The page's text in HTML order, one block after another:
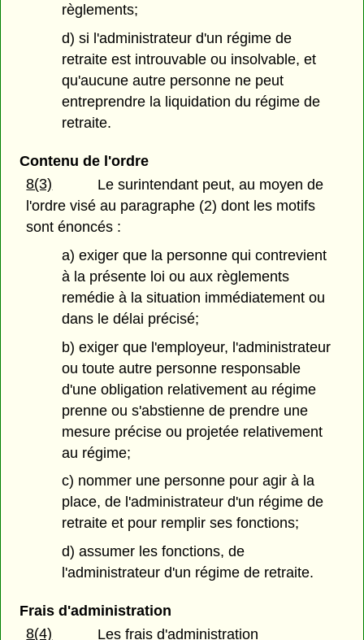
règlements;
d) si l'administrateur d'un régime de
retraite est introuvable ou insolvable, et
qu'aucune autre personne ne peut
entreprendre la liquidation du régime de
retraite.
Contenu de l'ordre
8(3)
Le surintendant peut, au moyen de
l'ordre visé au paragraphe (2) dont les motifs
sont énoncés :
a) exiger que la personne qui contrevient
à la présente loi ou aux règlements
remédie à la situation immédiatement ou
dans le délai précisé;
b) exiger que l'employeur, l'administrateur
ou toute autre personne responsable
d'une obligation relativement au régime
prenne ou s'abstienne de prendre une
mesure précise ou projetée relativement
au régime;
c) nommer une personne pour agir à la
place, de l'administrateur d'un régime de
retraite et pour remplir ses fonctions;
d) assumer les fonctions, de
l'administrateur d'un régime de retraite.
Frais d'administration
8(4)
Les frais d'administration